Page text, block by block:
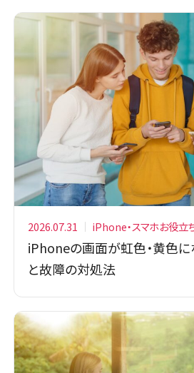
2026.07.31 iPhone・スマホお役立
iPhoneの画面が虹色・黄色
と故障の対処法